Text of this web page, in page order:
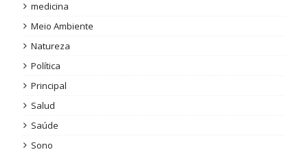
medicina
Meio Ambiente
Natureza
Política
Principal
Salud
Saúde
Sono